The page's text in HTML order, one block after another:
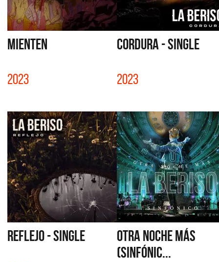
MIENTEN
2023
CORDURA - SINGLE
2023
REFLEJO - SINGLE
OTRA NOCHE MÁS
(SINFÓNIC...